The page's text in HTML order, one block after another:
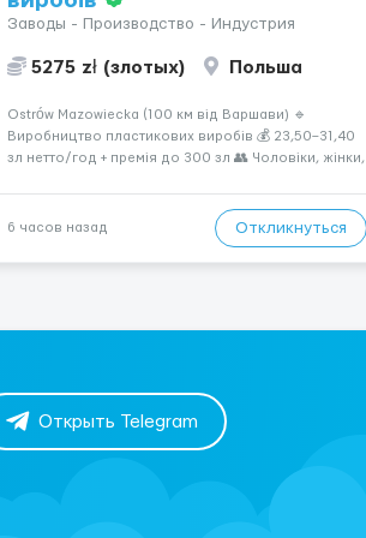
Заводы - Производство - Индустрия
5275 zł (злотых) Польша
Ostrów Mazowiecka (100 км від Варшави) 🔹
Виробництво пластикових виробів 💰 23,50–31,40
зл нетто/год + премія до 300 зл 👥 Чоловіки, жінки,
— 400 зл. 📦 Обов...
6 часов назад Откликнуться
Открыть Telegram